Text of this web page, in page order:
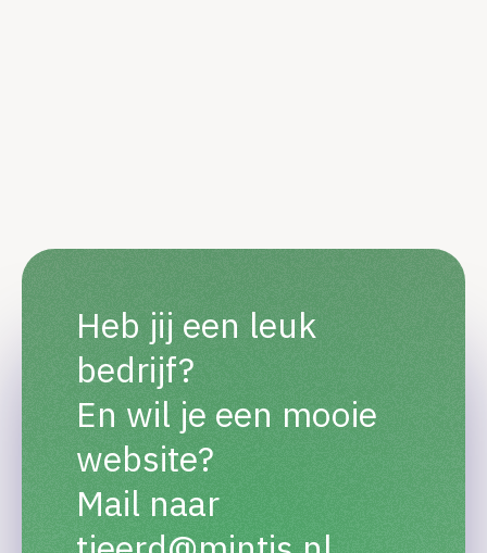
Heb jij een leuk
bedrijf?
En wil je een mooie
website?
Mail naar